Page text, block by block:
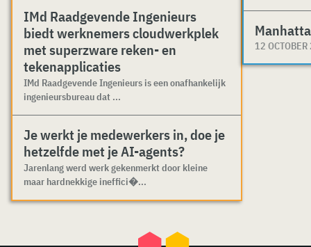
IMd Raadgevende Ingenieurs
biedt werknemers cloudwerkplek
met superzware reken- en
tekenapplicaties
IMd Raadgevende Ingenieurs is een onafhankelijk
ingenieursbureau dat ...
Je werkt je medewerkers in, doe je
hetzelfde met je AI-agents?
Jarenlang werd werk gekenmerkt door kleine
maar hardnekkige ineffici�...
12